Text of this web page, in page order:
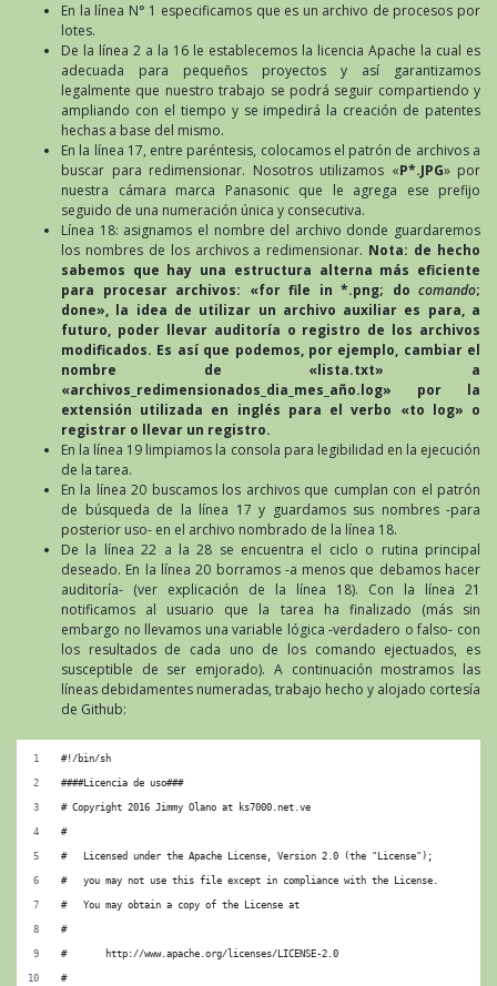
En la línea N° 1 especificamos que es un archivo de procesos por
lotes.
De la línea 2 a la 16 le establecemos la licencia Apache la cual es
adecuada para pequeños proyectos y así garantizamos
legalmente que nuestro trabajo se podrá seguir compartiendo y
ampliando con el tiempo y se impedirá la creación de patentes
hechas a base del mismo.
En la línea 17, entre paréntesis, colocamos el patrón de archivos a
buscar para redimensionar. Nosotros utilizamos «P*.JPG» por
nuestra cámara marca Panasonic que le agrega ese prefijo
seguido de una numeración única y consecutiva.
Línea 18: asignamos el nombre del archivo donde guardaremos
los nombres de los archivos a redimensionar. Nota: de hecho
sabemos que hay una estructura alterna más eficiente
para procesar archivos: «for file in *.png; do comando;
done», la idea de utilizar un archivo auxiliar es para, a
futuro, poder llevar auditoría o registro de los archivos
modificados. Es así que podemos, por ejemplo, cambiar el
nombre de «lista.txt» a
«archivos_redimensionados_dia_mes_año.log» por la
extensión utilizada en inglés para el verbo «to log» o
registrar o llevar un registro.
En la línea 19 limpiamos la consola para legibilidad en la ejecución
de la tarea.
En la línea 20 buscamos los archivos que cumplan con el patrón
de búsqueda de la línea 17 y guardamos sus nombres -para
posterior uso- en el archivo nombrado de la línea 18.
De la línea 22 a la 28 se encuentra el ciclo o rutina principal
deseado. En la línea 20 borramos -a menos que debamos hacer
auditoría- (ver explicación de la línea 18). Con la línea 21
notificamos al usuario que la tarea ha finalizado (más sin
embargo no llevamos una variable lógica -verdadero o falso- con
los resultados de cada uno de los comando ejectuados, es
susceptible de ser emjorado). A continuación mostramos las
líneas debidamentes numeradas, trabajo hecho y alojado cortesía
de Github:
#!/bin/sh
####Licencia de uso###
# Copyright 2016 Jimmy Olano at ks7000.net.ve
#
#   Licensed under the Apache License, Version 2.0 (the "License");
#   you may not use this file except in compliance with the License.
#   You may obtain a copy of the License at
#
#       http://www.apache.org/licenses/LICENSE-2.0
#